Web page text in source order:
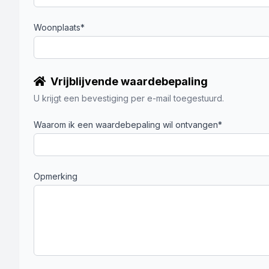
Woonplaats*
Vrijblijvende waardebepaling
U krijgt een bevestiging per e-mail toegestuurd.
Waarom ik een waardebepaling wil ontvangen*
Opmerking